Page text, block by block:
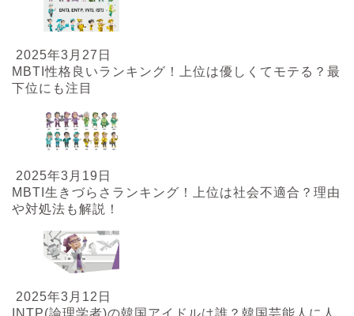
2025年3月27日
MBTI性格良いランキング！上位は優しくてモテる？最
下位にも注目
2025年3月19日
MBTI生きづらさランキング！上位は社会不適合？理由
や対処法も解説！
2025年3月12日